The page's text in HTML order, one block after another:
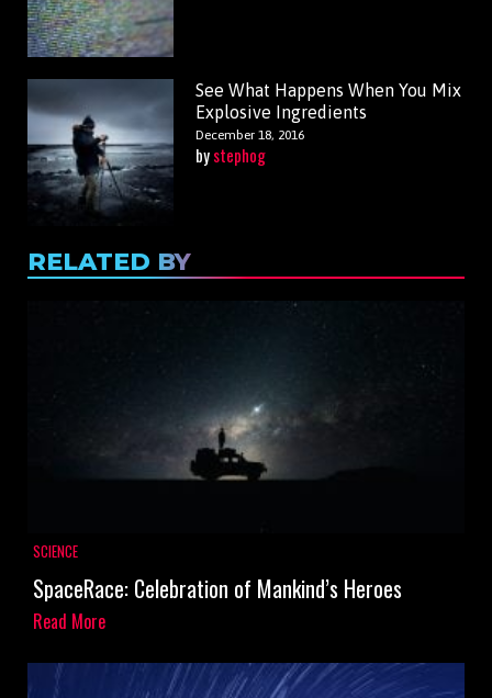
See What Happens When You Mix
Explosive Ingredients
December 18, 2016
bystephog
RELATED BY
SCIENCE
SpaceRace: Celebration of Mankind’s Heroes
Read More